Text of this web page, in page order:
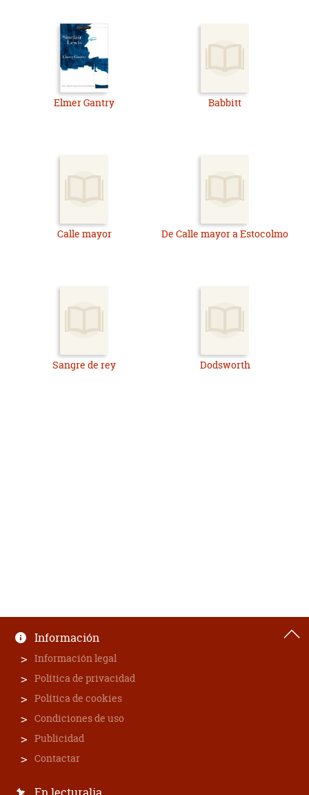
Elmer Gantry Babbitt
Calle mayor De Calle mayor a Estocolmo
Sangre de rey Dodsworth
Información
Información legal
Política de privacidad
Política de cookies
Condiciones de uso
Publicidad
Contactar